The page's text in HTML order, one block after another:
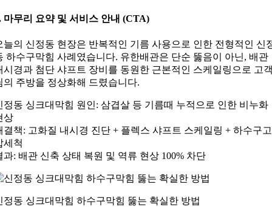
마무리 요약 및 서비스 안내 (CTA)
늘의 신정동 현장은 반복적인 기름 사용으로 인한 전형적인 신
하수구막힘 사례였습니다. 유한배관은 단순 뚫음이 아닌, 배관
시경과 첨단 샤프트 장비를 동원한 근본적인 스케일링으로 고
의 주방을 정상화해 드렸습니다.
정동 싱크대막힘 원인: 삼겹살 등 기름때 누적으로 인한 비누화
상
결책: 고화질 내시경 진단 + 플렉스 샤프트 스케일링 + 하수구고
세척
과: 배관 신축 상태 복원 및 역류 현상 100% 차단
정동 싱크대막힘 하수구막힘 뚫는 확실한 방법